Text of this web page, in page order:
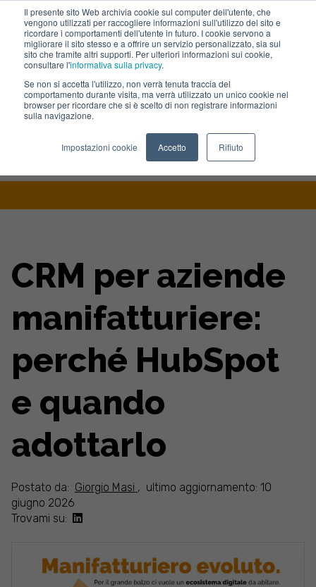
Il presente sito Web archivia cookie sul computer dell'utente, che
vengono utilizzati per raccogliere informazioni sull'utilizzo del sito e
ricordare i comportamenti dell'utente in futuro. I cookie servono a
migliorare il sito stesso e a offrire un servizio personalizzato, sia sul
sito che tramite altri supporti. Per ulteriori informazioni sui cookie,
consultare l'informativa sulla privacy.
Se non si accetta l'utilizzo, non verrà tenuta traccia del
comportamento durante visita, ma verrà utilizzato un unico cookie nel
browser per ricordare che si è scelto di non registrare informazioni
sulla navigazione.
Impostazioni cookie Accetto Rifiuto
Lavora con noi
Crm Per Aziende Manifatturiere Perche Hubspot
Strumento Giusto E Quando Adottarlo
CRM per aziende
manifatturiere:
perché HubSpot
e quando
adottarlo
Postato da: Giorgio Masi , ultimo aggiornamento: 10
giugno 2026
Trovami su: